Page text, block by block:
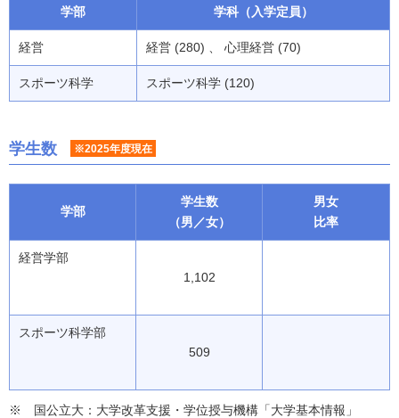
学部 学科（入学定員）
経営 経営 (280) 、 心理経営 (70)
スポーツ科学 スポーツ科学 (120)
学生数 ※2025年度現在
学部
学生数
（男／女）
男女
比率
経営学部
1,102
スポーツ科学部
509
国公立大：大学改革支援・学位授与機構「大学基本情報」